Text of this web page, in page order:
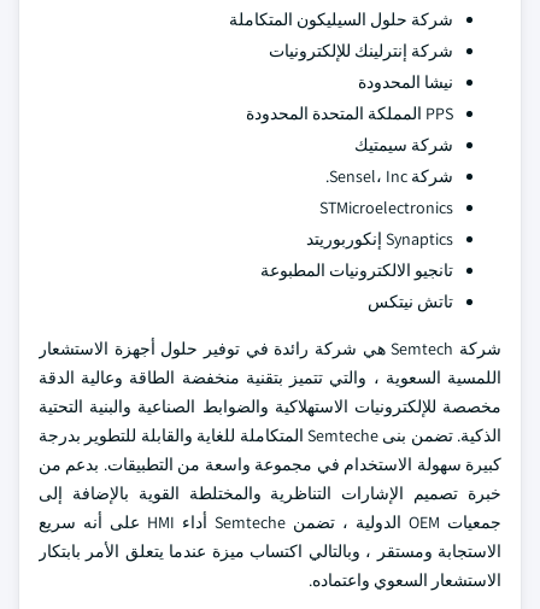
شركة حلول السيليكون المتكاملة
شركة إنترلينك للإلكترونيات
نيشا المحدودة
PPS المملكة المتحدة المحدودة
شركة سيمتيك
شركة Sensel، Inc.
STMicroelectronics
Synaptics إنكوربوريتد
تانجيو الالكترونيات المطبوعة
تاتش نيتكس
شركة Semtech هي شركة رائدة في توفير حلول أجهزة الاستشعار
اللمسية السعوية ، والتي تتميز بتقنية منخفضة الطاقة وعالية الدقة
مخصصة للإلكترونيات الاستهلاكية والضوابط الصناعية والبنية التحتية
الذكية. تضمن بنى Semteche المتكاملة للغاية والقابلة للتطوير بدرجة
كبيرة سهولة الاستخدام في مجموعة واسعة من التطبيقات. بدعم من
خبرة تصميم الإشارات التناظرية والمختلطة القوية بالإضافة إلى
جمعيات OEM الدولية ، تضمن Semteche أداء HMI على أنه سريع
الاستجابة ومستقر ، وبالتالي اكتساب ميزة عندما يتعلق الأمر بابتكار
الاستشعار السعوي واعتماده.